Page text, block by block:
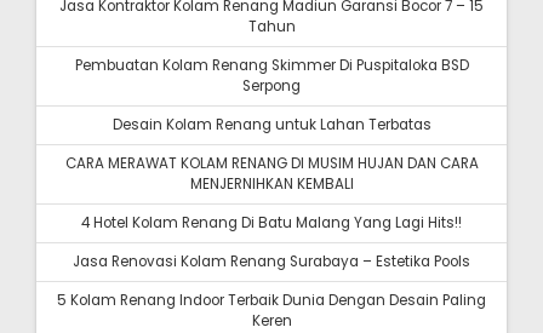
Jasa Kontraktor Kolam Renang Madiun Garansi Bocor 7 – 15
Tahun
Pembuatan Kolam Renang Skimmer Di Puspitaloka BSD
Serpong
Desain Kolam Renang untuk Lahan Terbatas
CARA MERAWAT KOLAM RENANG DI MUSIM HUJAN DAN CARA
MENJERNIHKAN KEMBALI
4 Hotel Kolam Renang Di Batu Malang Yang Lagi Hits!!
Jasa Renovasi Kolam Renang Surabaya – Estetika Pools
5 Kolam Renang Indoor Terbaik Dunia Dengan Desain Paling
Keren